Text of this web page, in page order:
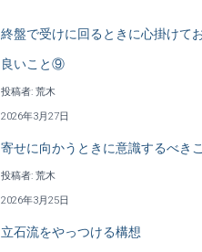
終盤で受けに回るときに心掛けて
良いこと⑨
投稿者: 荒木
2026年3月27日
寄せに向かうときに意識するべき
投稿者: 荒木
2026年3月25日
立石流をやっつける構想